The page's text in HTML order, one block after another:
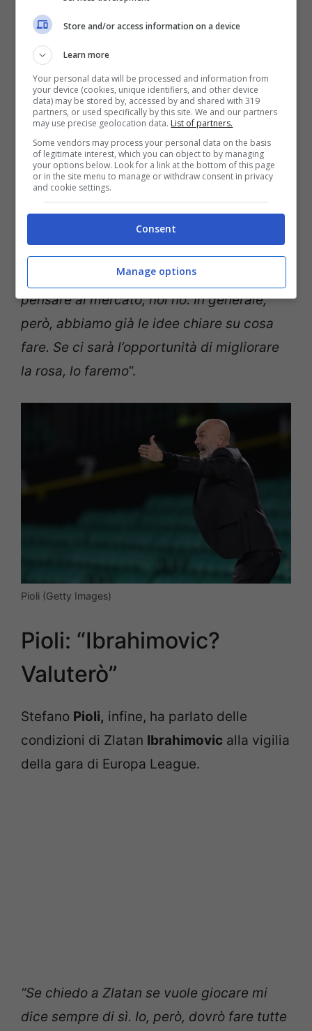
Tatarusanu?
abbiamo analizzato ogni dettaglio e ho
parlato con tutta la squadra. Ho massima
fiducia in lui e nei suoi compagni. Dal mio
punto di vista i calciatori devono sempre
aiutarsi per fare il bene della squadra“.
Calciomercato Milanper gennaio?
Abbiamo ancora tantissime partite
davanti a noi. Voi potete permettervi di
pensare al mercato, noi no. In generale,
però, abbiamo già le idee chiare su cosa
fare. Se ci sarà l’opportunità di migliorare
la rosa, lo faremo“.
Pioli (Getty Images)
Pioli: “Ibrahimovic?
Valuterò”
Stefano Pioli, infine, ha parlato delle
condizioni di Zlatan Ibrahimovic alla vigilia
della gara di Europa League.
“Se chiedo a Zlatan se vuole giocare mi
dice sempre di sì. Io, però, dovrò fare tutte
Store and/or access information on a device
Learn more
Your personal data will be processed and information from
your device (cookies, unique identifiers, and other device
data) may be stored by, accessed by and shared with 319
partners, or used specifically by this site. We and our partners
may use precise geolocation data. List of partners.
Some vendors may process your personal data on the basis
of legitimate interest, which you can object to by managing
your options below. Look for a link at the bottom of this page
or in the site menu to manage or withdraw consent in privacy
and cookie settings.
Consent
Manage options